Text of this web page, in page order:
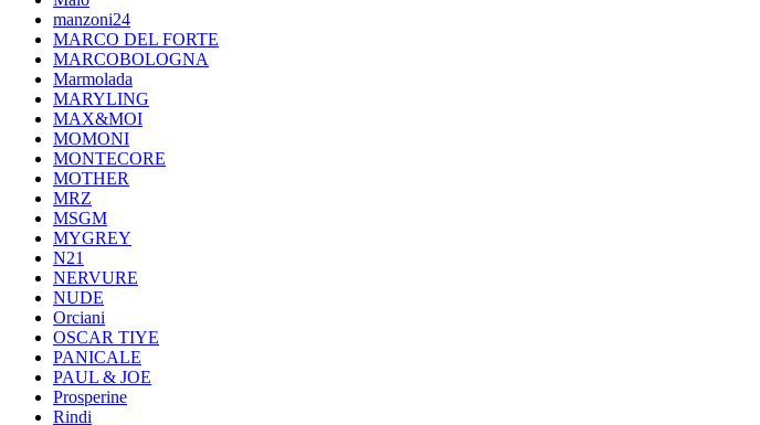
manzoni24
MARCO DEL FORTE
MARCOBOLOGNA
Marmolada
MARYLING
MAX&MOI
MOMONI
MONTECORE
MOTHER
MRZ
MSGM
MYGREY
N21
NERVURE
NUDE
Orciani
OSCAR TIYE
PANICALE
PAUL & JOE
Prosperine
Rindi